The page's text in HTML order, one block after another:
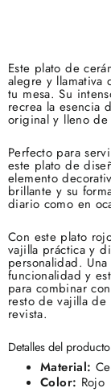
Este plato de
alegre y llamativa
tu mesa. Su
recrea la esencia
original y lleno de
Perfecto para
este plato de
elemento
brillante y su
diario como en
Con este plato
vajilla práctica y
personalidad.
funcionalidad y
para combinar
resto de vajilla
revista.
Detalles del
Material:
Color: Rojo